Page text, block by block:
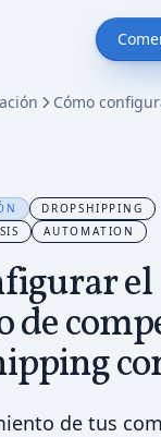
DROPSHIPPING
AUTOMATION
el
de
de tus